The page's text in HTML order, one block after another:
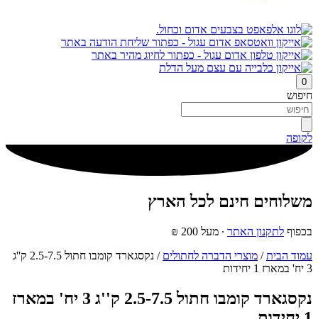
0
חיפוש
לקופה
משלוחים חינם לכל הארץ
בכפוף לתקנון האתר ∙ מעל 200 ₪
עמוד הבית/ מוצרי הדברה לחתולים
/ נקסגארד קומבו חתול 2.5-7.5 ק''ג
3 יח' במארז 1 יחידות
נקסגארד קומבו חתול 2.5-7.5 ק''ג 3 יח' במארז